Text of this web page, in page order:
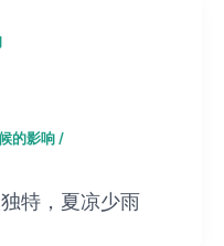
的影响/
特，夏凉少雨